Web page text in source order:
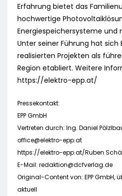
Erfahrung bietet das
hochwertige
Energiespeichersysteme und
Unter seiner Führung hat sich
realisierten Projekten als
Region etabliert. Weitere
https://elektro-epp.at/
Pressekontakt:
EPP GmbH
Vertreten durch: Ing. Daniel
office@elektro-epp.at
https://elektro-epp.at/Ruben
E-Mail: redaktion@dcfverlag.de
Original-Content von: EPP GmbH,
aktuell